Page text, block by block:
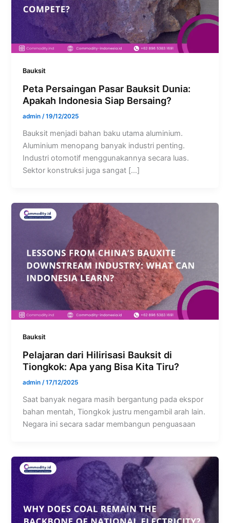
Bauksit
Peta Persaingan Pasar Bauksit Dunia:
Apakah Indonesia Siap Bersaing?
admin/19/12/2025
Bauksit menjadi bahan baku utama aluminium.
Aluminium menopang banyak industri penting.
Industri otomotif menggunakannya secara luas.
Sektor konstruksi juga sangat […]
Bauksit
Pelajaran dari Hilirisasi Bauksit di
Tiongkok: Apa yang Bisa Kita Tiru?
admin/17/12/2025
Saat banyak negara masih bergantung pada ekspor
bahan mentah, Tiongkok justru mengambil arah lain.
Negara ini secara sadar membangun penguasaan